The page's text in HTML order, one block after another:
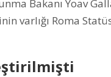
Bakanı Yoav
varlığı Roma